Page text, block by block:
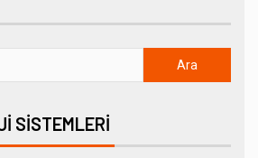
SISTEMLERI